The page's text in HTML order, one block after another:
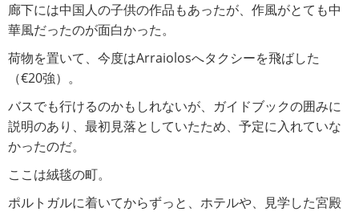
廊下には中国人の子供の作品もあったが、作風がとても中
華風だったのが面白かった。
荷物を置いて、今度はArraiolosへタクシーを飛ばした
（€20強）。
バスでも行けるのかもしれないが、ガイドブックの囲みに
説明のあり、最初見落としていたため、予定に入れていな
かったのだ。
ここは絨毯の町。
ポルトガルに着いてからずっと、ホテルや、見学した宮殿